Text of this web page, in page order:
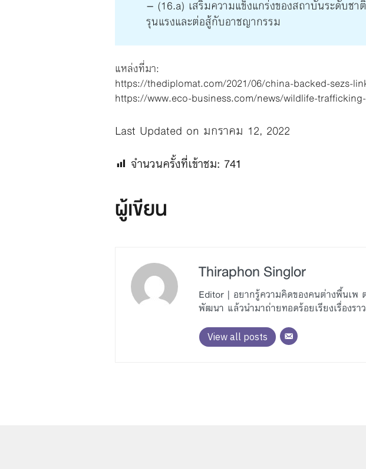
– (16.a) เสริมความแข็งแกร่งของสถาบันระดับชา
รุนแรงและต่อสู้กับอาชญากรรม
แหล่งที่มา:
https://thediplomat.com/2021/06/china-backed-sezs-
https://www.eco-business.com/news/wildlife-
Last Updated on มกราคม 12, 2022
จำนวนครั้งที่เข้าชม: 741
ผู้เขียน
Thiraphon Singlor
Editor | อยากรู้ความคิดของคนต่างพื้นเพ
พัฒนา แล้วนำมาถ่ายทอดร้อยเรียงเรื่องรา
View all posts